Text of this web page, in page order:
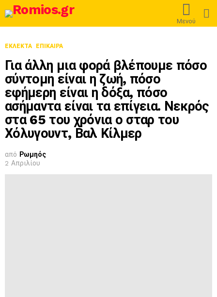
Μενού
ΕΚΛΕΚΤΆ ΕΠΊΚΑΙΡΑ
Για άλλη μια φορά βλέπουμε πόσο
σύντομη είναι η ζωή, πόσο
εφήμερη είναι η δόξα, πόσο
ασήμαντα είναι τα επίγεια. Νεκρός
στα 65 του χρόνια ο σταρ του
Χόλυγουντ, Βαλ Κίλμερ
από Ρωμηός
2 Απριλίου